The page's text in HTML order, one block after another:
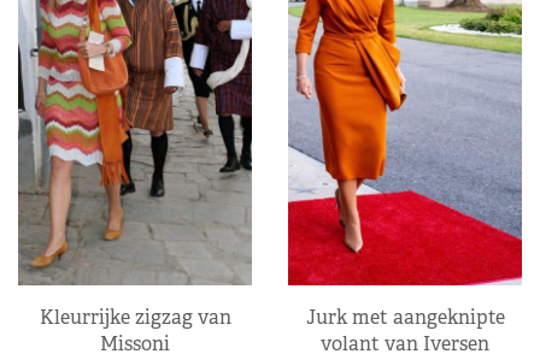
Kleurrijke zigzag van
Missoni
Jurk met aangeknipte
volant van Iversen